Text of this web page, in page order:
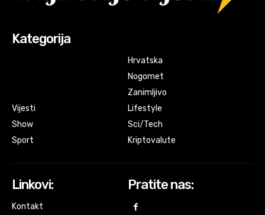
Kategorija
Vijesti
Show
Sport
Hrvatska
Nogomet
Zanimljivo
Lifestyle
Sci/Tech
Kriptovalute
Linkovi:
Kontakt
Pratite nas: